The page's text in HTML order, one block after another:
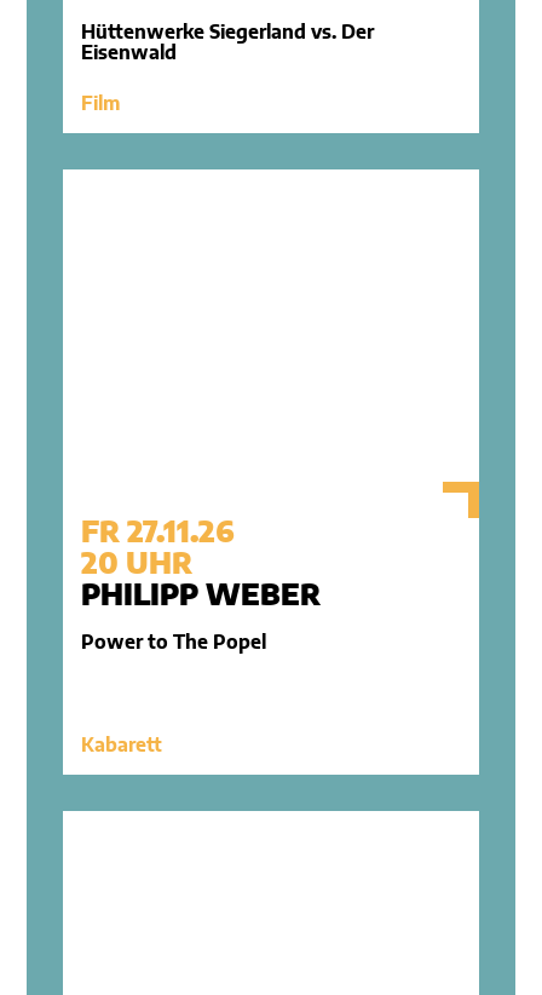
Hüttenwerke Siegerland vs. Der
Eisenwald
Film
FR 27.11.26
20 UHR
PHILIPP WEBER
Power to The Popel
Kabarett